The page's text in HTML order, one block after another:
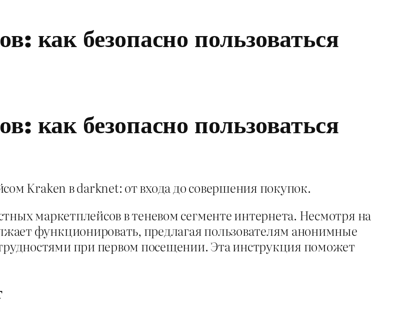
как безопасно пользоваться
как безопасно пользоваться
Kraken в darknet: от входа до совершения покупок.
маркетплейсов в теневом сегменте интернета. Несмотря на
функционировать, предлагая пользователям анонимные
при первом посещении. Эта инструкция поможет